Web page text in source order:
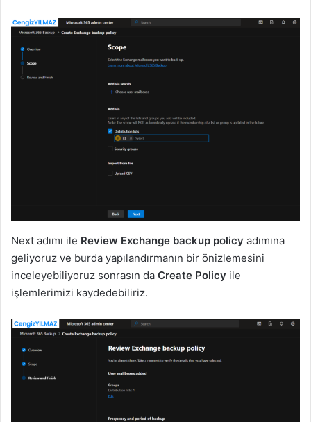
Next adımı ile Review Exchange backup policy adımına
geliyoruz ve burda yapılandırmanın bir önizlemesini
inceleyebiliyoruz sonrasın da Create Policy ile
işlemlerimizi kaydedebiliriz.